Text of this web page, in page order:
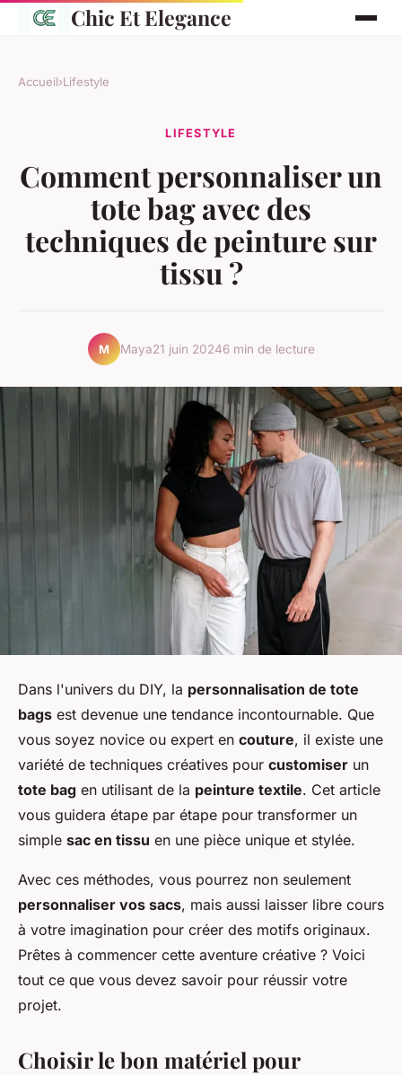
Chic Et Elegance
Accueil›Lifestyle
LIFESTYLE
Comment personnaliser un
tote bag avec des
techniques de peinture sur
tissu ?
M Maya21 juin 20246 min de lecture
Dans l'univers du DIY, la personnalisation de tote
bags est devenue une tendance incontournable. Que
vous soyez novice ou expert en couture, il existe une
variété de techniques créatives pour customiser un
tote bag en utilisant de la peinture textile. Cet article
vous guidera étape par étape pour transformer un
simple sac en tissu en une pièce unique et stylée.
Avec ces méthodes, vous pourrez non seulement
personnaliser vos sacs, mais aussi laisser libre cours
à votre imagination pour créer des motifs originaux.
Prêtes à commencer cette aventure créative ? Voici
tout ce que vous devez savoir pour réussir votre
projet.
Choisir le bon matériel pour